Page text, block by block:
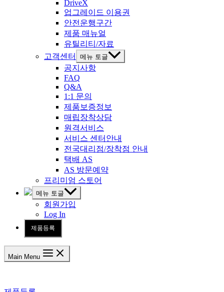
DriveX
업그레이드 이용권
안전운행구간
제품 매뉴얼
유틸리티/자료
고객센터
메뉴 토글
공지사항
FAQ
Q&A
1:1 문의
제품보증정보
매립장착상담
원격서비스
서비스 센터안내
전국대리점/장착점 안내
택배 AS
AS 방문예약
프리미엄 스토어
메뉴 토글
회원가입
Log In
제품등록
Main Menu